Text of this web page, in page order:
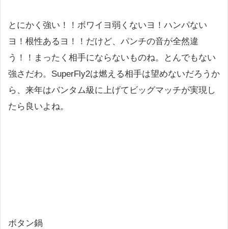
とにかく強い！！ボワイヨ弱くないヨ！ハンパない
ヨ！根性あるヨ！！だけど、パンチの音が全然違
う！！まったく相手にならないものね。とんでもない
強さだわ。SuperFly2は燃える相手は望めないだろうか
ら、来年はバンタム級に上げてビッグマッチが実現し
たら良いよね。
ボタン鍋